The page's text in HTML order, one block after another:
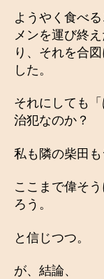
ようやく食べ
メンを運び終
り、それを合
した。
それにしても
治犯なのか？
私も隣の柴田も
ここまで偉そ
ろう。
と信じつつ。
が、結論、